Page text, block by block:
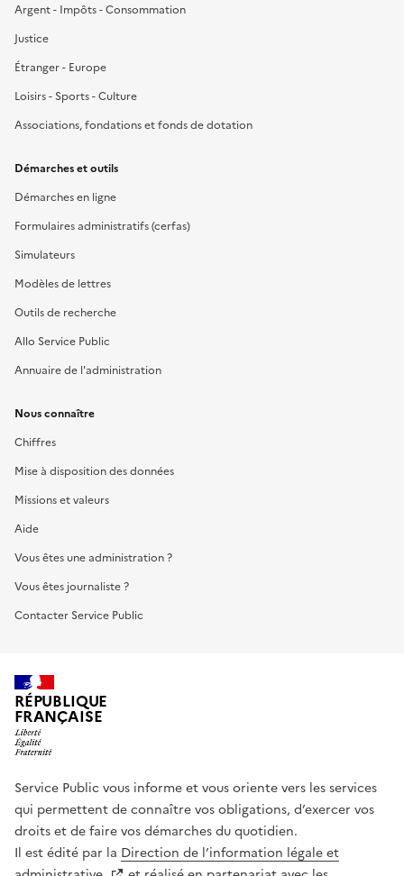
Argent - Impôts - Consommation
Justice
Étranger - Europe
Loisirs - Sports - Culture
Associations, fondations et fonds de dotation
Démarches et outils
Démarches en ligne
Formulaires administratifs (cerfas)
Simulateurs
Modèles de lettres
Outils de recherche
Allo Service Public
Annuaire de l'administration
Nous connaître
Chiffres
Mise à disposition des données
Missions et valeurs
Aide
Vous êtes une administration ?
Vous êtes journaliste ?
Contacter Service Public
RÉPUBLIQUE
FRANÇAISE
Service Public vous informe et vous oriente vers les services
qui permettent de connaître vos obligations, d’exercer vos
droits et de faire vos démarches du quotidien.
Il est édité par la Direction de l’information légale et